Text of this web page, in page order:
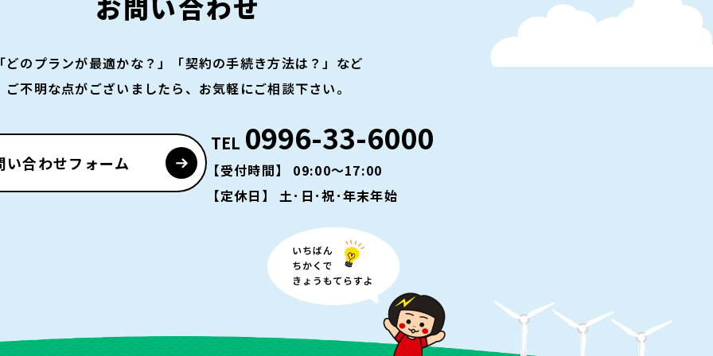
どのプランが最適かな？」「契約の手続き方法は？」など
ご不明な点がございましたら、お気軽にご相談下さい。
TEL 0996-33-6000
【受付時間】 09:00～17:00
【定休日】 土･日･祝･年末年始
い合わせフォーム